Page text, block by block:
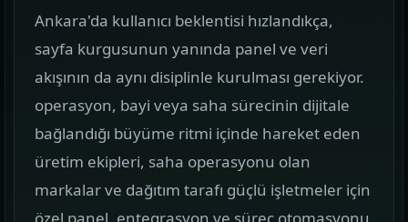
01 Hakkımızda
Yapının arkasındaki yaklaşımı ve çalışma dilini
görün.
Hizmetler
Web, yazılım, mobil ve pazarlama hizmetlerini
tek yerden görün.
Kurumsal Web Tasarım
Ankara'da kullanıcı beklentisi hızlandıkça,
sayfa kurgusunun yanında panel ve veri
akışının da aynı disiplinle kurulması gerekiyor.
operasyon, bayi veya saha sürecinin dijitale
bağlandığı büyüme ritmi içinde hareket eden
üretim ekipleri, saha operasyonu olan
markalar ve dağıtım tarafı güçlü işletmeler için